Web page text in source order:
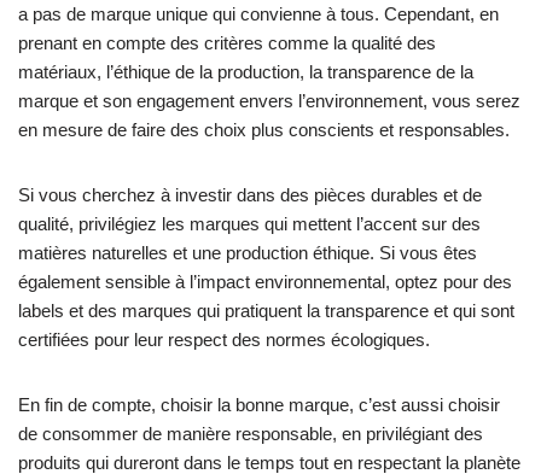
a pas de marque unique qui convienne à tous. Cependant, en
prenant en compte des critères comme la qualité des
matériaux, l’éthique de la production, la transparence de la
marque et son engagement envers l’environnement, vous serez
en mesure de faire des choix plus conscients et responsables.
Si vous cherchez à investir dans des pièces durables et de
qualité, privilégiez les marques qui mettent l’accent sur des
matières naturelles et une production éthique. Si vous êtes
également sensible à l’impact environnemental, optez pour des
labels et des marques qui pratiquent la transparence et qui sont
certifiées pour leur respect des normes écologiques.
En fin de compte, choisir la bonne marque, c’est aussi choisir
de consommer de manière responsable, en privilégiant des
produits qui dureront dans le temps tout en respectant la planète